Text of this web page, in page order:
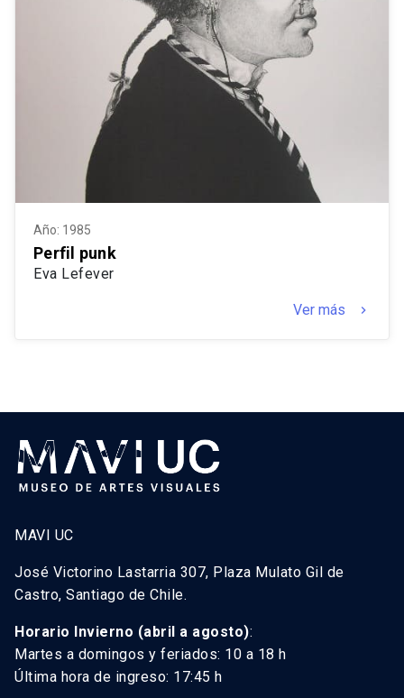
Año: 1985
Perfil punk
Eva Lefever
Ver más keyboard_arrow_right
MAVI UC
José Victorino Lastarria 307, Plaza Mulato Gil de
Castro, Santiago de Chile.
Horario Invierno (abril a agosto):
Martes a domingos y feriados: 10 a 18 h
Última hora de ingreso: 17:45 h